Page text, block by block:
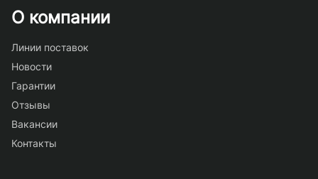
О компании
Линии поставок
Новости
Гарантии
Отзывы
Вакансии
Контакты